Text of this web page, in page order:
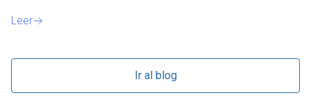
Leer
Ir al blog